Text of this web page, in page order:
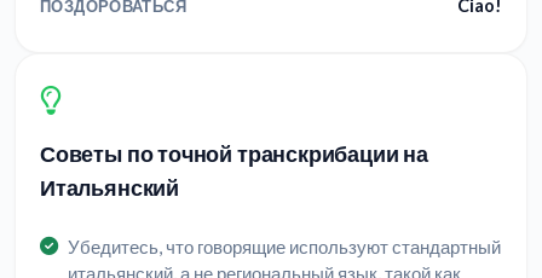
ПОЗДОРОВАТЬСЯ Ciao!
Советы по точной транскрибации на
Итальянский
Убедитесь, что говорящие используют стандартный
итальянский, а не региональный язык, такой как